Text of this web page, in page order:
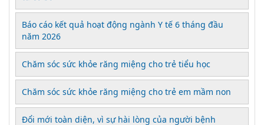
Báo cáo kết quả hoạt động ngành Y tế 6 tháng đầu
năm 2026
Chăm sóc sức khỏe răng miệng cho trẻ tiểu học
Chăm sóc sức khỏe răng miệng cho trẻ em mầm non
Đổi mới toàn diện, vì sự hài lòng của người bệnh